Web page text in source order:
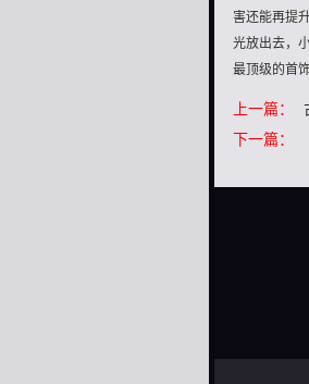
害还能再提
光放出去，
最顶级的首
上一篇：
下一篇：